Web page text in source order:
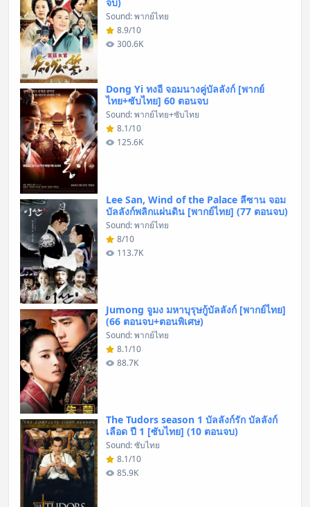
Sound: พากย์ไทย
8.9/10
300.6K
Dong Yi ทงอี จอมนางคู่บัลลังก์ [พากย์
ไทย+ซับไทย] 60 ตอนจบ
Sound: พากย์ไทย+ซับไทย
8.1/10
125.6K
Lee San, Wind of the Palace ลีซาน จอม
บัลลังก์พลิกแผ่นดิน [พากย์ไทย] (77 ตอนจบ)
Sound: พากย์ไทย
8/10
113.7K
Jumong จูมง มหาบุรุษกู้บัลลังก์ [พากย์ไทย]
(66 ตอนจบ+ตอนพิเศษ)
Sound: พากย์ไทย
8.1/10
88.7K
The Tudors season 1 บัลลังก์รัก บัลลังก์
เลือด ปี 1 [ซับไทย] (10 ตอนจบ)
Sound: ซับไทย
8.1/10
85.9K